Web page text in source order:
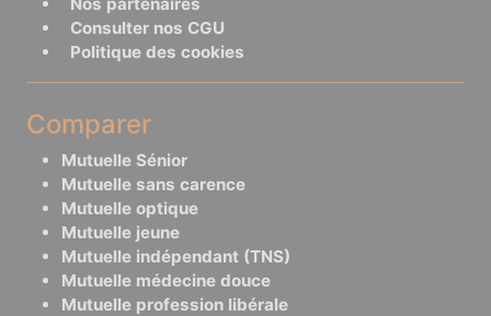
Consulter nos CGU
Politique des cookies
Comparer
Mutuelle Sénior
Mutuelle sans carence
Mutuelle optique
Mutuelle jeune
Mutuelle indépendant (TNS)
Mutuelle médecine douce
Mutuelle profession libérale